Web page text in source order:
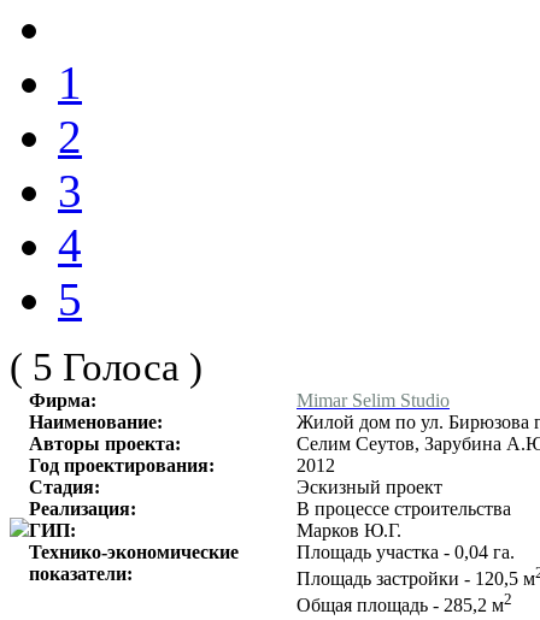
1
2
3
4
5
( 5 Голоса )
Фирма:
Mimar Selim Studio
Наименование:
Жилой дом по ул. Бирюзова
Авторы проекта:
Селим Сеутов, Зарубина
Год проектирования:
2012
Стадия:
Эскизный проект
Реализация:
В процессе строительства
ГИП:
Марков Ю.Г.
Технико-экономические
показатели:
Площадь участка - 0,04 га.
Площадь застройки - 120,5 м
Общая площадь - 285,2 м2